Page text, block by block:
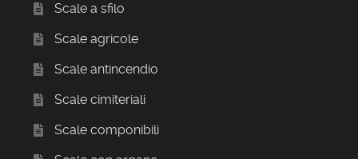
Scale a sfilo
Scale agricole
Scale antincendio
Scale cimiteriali
Scale componibili